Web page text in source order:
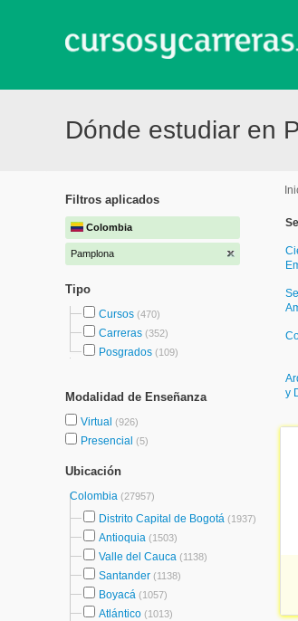
Dónde estudiar en
Filtros aplicados
Colombia
Pamplona
Tipo
Cursos (470)
Carreras (352)
Posgrados (109)
Modalidad de Enseñanza
Virtual (926)
Presencial (5)
Ubicación
Colombia (27957)
Distrito Capital de Bogotá (1937)
Antioquia (1503)
Valle del Cauca (1138)
Santander (1138)
Boyacá (1057)
Atlántico (1013)
y